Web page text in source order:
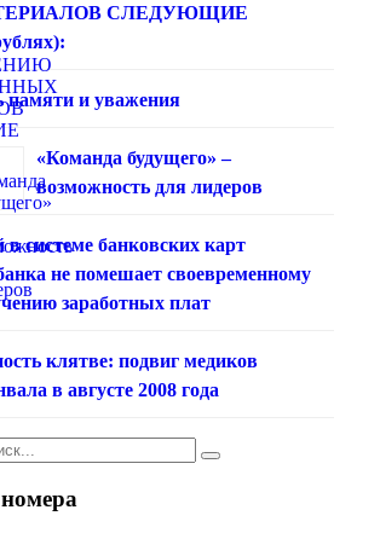
СЛЕДУЮЩИЕ
памяти и уважения
«Команда будущего» –
возможность для лидеров
в системе банковских карт
не помешает своевременному
заработных плат
клятве: подвиг медиков
в августе 2008 года